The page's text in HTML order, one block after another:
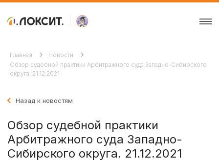
Главная
Новости
Обзор судебной практики Арбитражного суда Западно-Сибирского
округа. 21.12.2021
Назад к новостям
Обзор судебной практики
Арбитражного суда Западно-
Сибирского округа. 21.12.2021